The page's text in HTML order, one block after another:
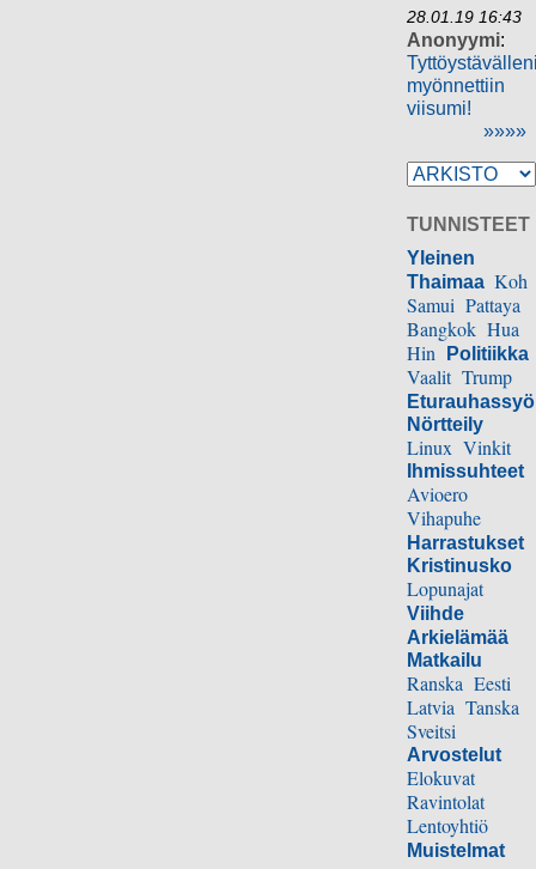
28.01.19 16:43
Anonyymi:
myönnettiin
viisumi!
»»»»
TUNNISTEET
Yleinen
Thaimaa Koh
Samui Pattaya
Bangkok Hua
Hin
Politiikka
Vaalit Trump
Nörtteily
Linux Vinkit
Ihmissuhteet
Avioero
Vihapuhe
Harrastukset
Kristinusko
Lopunajat
Viihde
Arkielämää
Matkailu
Ranska Eesti
Latvia Tanska
Sveitsi
Arvostelut
Elokuvat
Ravintolat
Lentoyhtiö
Muistelmat